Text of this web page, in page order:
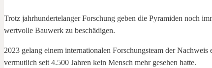
Trotz jahrhundertelanger Forschung geben die Pyramiden noch
wertvolle Bauwerk zu beschädigen.
2023 gelang einem internationalen Forschungsteam der
vermutlich seit 4.500 Jahren kein Mensch mehr gesehen hatte.